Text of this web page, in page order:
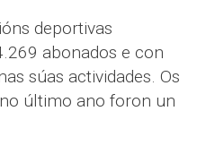
deportivas
abonados e con
súas actividades. Os
último ano foron un